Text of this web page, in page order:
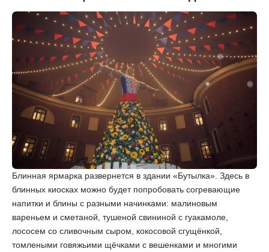
Блинная ярмарка развернется в здании «Бутылка». Здесь в
блинных киосках можно будет попробовать согревающие
напитки и блины с разными начинками: малиновым
вареньем и сметаной, тушеной свининой с гуакамоле,
лососем со сливочным сыром, кокосовой сгущёнкой,
томлеными говяжьими щёчками с вешенками и многими